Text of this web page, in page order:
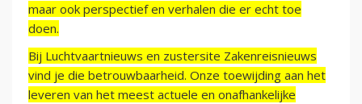
maar ook perspectief en verhalen die er echt toe
doen.
Bij Luchtvaartnieuws en zustersite Zakenreisnieuws
vind je die betrouwbaarheid. Onze toewijding aan het
leveren van het meest actuele en onafhankelijke